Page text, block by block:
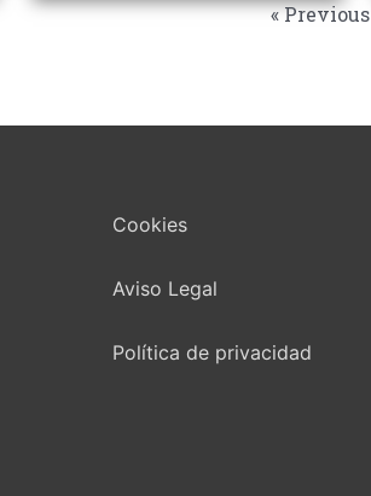
« Previous
Cookies
Aviso Legal
Política de privacidad